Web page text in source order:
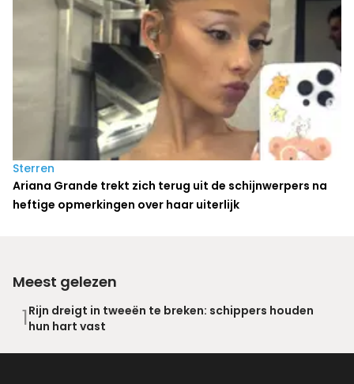
Sterren
Ariana Grande trekt zich terug uit de schijnwerpers na
heftige opmerkingen over haar uiterlijk
Meest gelezen
1Rijn dreigt in tweeën te breken: schippers houden
hun hart vast